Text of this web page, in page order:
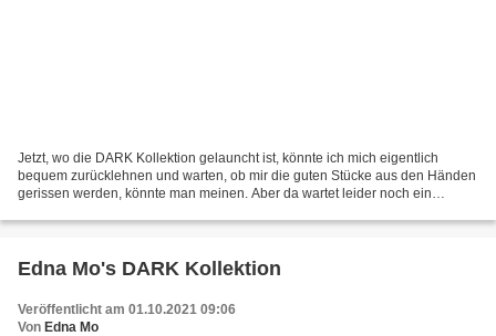
Jetzt, wo die DARK Kollektion gelauncht ist, könnte ich mich eigentlich
bequem zurücklehnen und warten, ob mir die guten Stücke aus den Händen
gerissen werden, könnte man meinen. Aber da wartet leider noch ein
Edna Mo's DARK Kollektion
Veröffentlicht am 01.10.2021 09:06
Von Edna Mo